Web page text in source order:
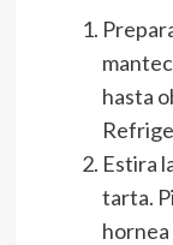
hasta
Estira
tarta.
hornea